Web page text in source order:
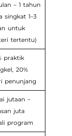
– 1 tahun
singkat 1–3
untuk
tertentu)
praktik
20%
penunjang
jutaan –
juta
program